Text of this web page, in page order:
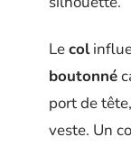
Lecol
boutonné
port de
veste. Un